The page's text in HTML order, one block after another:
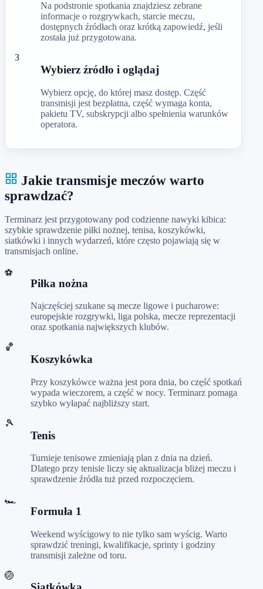
Na podstronie spotkania znajdziesz zebrane
informacje o rozgrywkach, starcie meczu,
dostępnych źródłach oraz krótką zapowiedź, jeśli
została już przygotowana.
3
Wybierz źródło i oglądaj
Wybierz opcję, do której masz dostęp. Część
transmisji jest bezpłatna, część wymaga konta,
pakietu TV, subskrypcji albo spełnienia warunków
operatora.
Jakie transmisje meczów warto
sprawdzać?
Terminarz jest przygotowany pod codzienne nawyki kibica:
szybkie sprawdzenie piłki nożnej, tenisa, koszykówki,
siatkówki i innych wydarzeń, które często pojawiają się w
transmisjach online.
⚽
Piłka nożna
Najczęściej szukane są mecze ligowe i pucharowe:
europejskie rozgrywki, liga polska, mecze reprezentacji
oraz spotkania największych klubów.
🏀
Koszykówka
Przy koszykówce ważna jest pora dnia, bo część spotkań
wypada wieczorem, a część w nocy. Terminarz pomaga
szybko wyłapać najbliższy start.
🎾
Tenis
Turnieje tenisowe zmieniają plan z dnia na dzień.
Dlatego przy tenisie liczy się aktualizacja bliżej meczu i
sprawdzenie źródła tuż przed rozpoczęciem.
🏎️
Formuła 1
Weekend wyścigowy to nie tylko sam wyścig. Warto
sprawdzić treningi, kwalifikacje, sprinty i godziny
transmisji zależne od toru.
🏐